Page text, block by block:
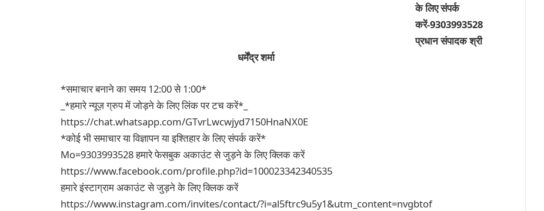
के लिए संपर्क
करें-9303993528
प्रधान संपादक श्री
धर्मेंद्र शर्मा
*समाचार बनाने का समय 12:00 से 1:00*
_*हमारे न्यूज़ ग्रुप में जोड़ने के लिए लिंक पर टच करें*_
https://chat.whatsapp.com/GTvrLwcwjyd7150HnaNX0E
*कोई भी समाचार या विज्ञापन या इश्तिहार के लिए संपर्क करें*
Mo=9303993528 हमारे फेसबुक अकाउंट से जुड़ने के लिए क्लिक करें
https://www.facebook.com/profile.php?id=100023342340535
हमारे इंस्टाग्राम अकाउंट से जुड़ने के लिए क्लिक करें
https://www.instagram.com/invites/contact/?i=al5ftrc9u5y1&utm_content=nvgbtof